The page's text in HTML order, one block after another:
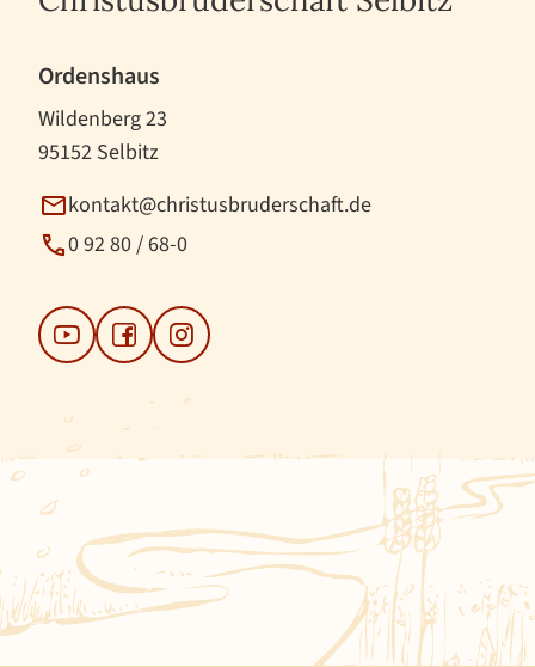
Ordenshaus
Wildenberg 23
95152 Selbitz
kontakt@christusbruderschaft.de
0 92 80 / 68-0